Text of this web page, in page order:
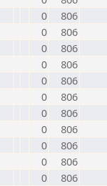
0
806
0
806
0
806
0
806
0
806
0
806
0
806
0
806
0
806
0
806
0
806